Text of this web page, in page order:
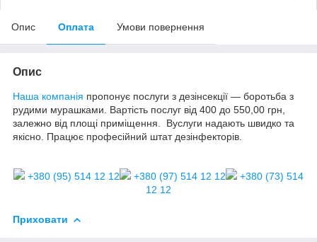
Опис Оплата Умови повернення
Опис
Наша компанія пропонує послуги з дезінсекції — боротьба з
рудими мурашками. Вартість послуг від 400 до 550,00 грн,
залежно від площі приміщення. Вуслуги надають швидко та
якісно. Працює професійний штат дезінфекторів.
+380 (95) 514 12 12 +380 (97) 514 12 12
+380 (73) 514
12 12
Приховати